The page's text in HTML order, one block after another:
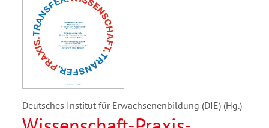
Deutsches Institut für Erwachsenenbildung (DIE) (Hg.)